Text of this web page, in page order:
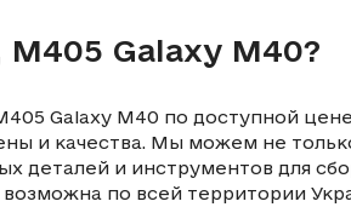
Galaxy M40?
Galaxy M40 по доступной
и качества. Мы можем не
деталей и инструментов для
по всей территории